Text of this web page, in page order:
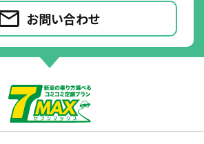
用頂く場合、免責金額が１回あたり5,000円
すカッター３詳細
お問い合わせ